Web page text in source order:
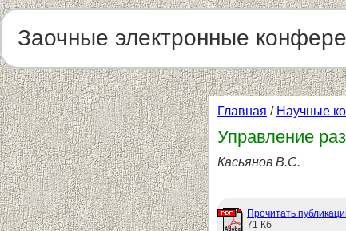
Заочные электронные
Главная / Научные
Управление
Касьянов В.С.
Прочитать
71 Кб